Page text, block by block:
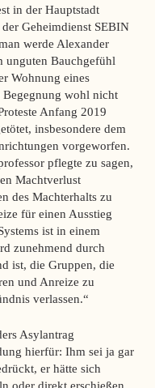
in der Hauptstadt
Geheimdienst SEBIN
werde Alexander
unguten Bauchgefühl
Wohnung eines
Begegnung wohl nicht
Anfang 2019
insbesondere dem
vorgeworfen.
pflegte zu sagen,
Machtverlust
des Machterhalts zu
für einen Ausstieg
ist in einem
zunehmend durch
ist, die Gruppen, die
und Anreize zu
verlassen.“
Asylantrag
hierfür: Ihm sei ja gar
er hätte sich
oder direkt erschießen